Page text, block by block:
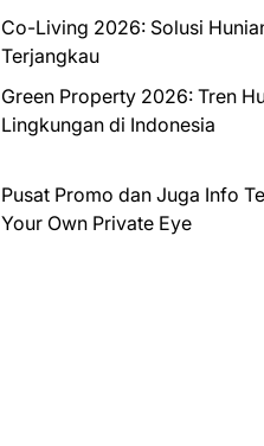
Co-Living 2026: Solusi
Terjangkau
Green Property 2026: Tren
Lingkungan di Indonesia
Pusat Promo dan Juga Info
Your Own Private Eye